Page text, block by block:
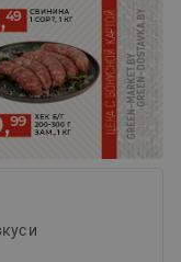
и